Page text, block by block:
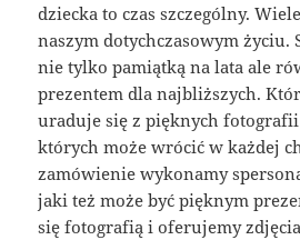
dziecka to czas szczególny.
naszym dotychczasowym życiu.
nie tylko pamiątką na lata ale
prezentem dla najbliższych.
uraduje się z pięknych
których może wrócić w każdej
zamówienie wykonamy
jaki też może być pięknym
się fotografią i oferujemy